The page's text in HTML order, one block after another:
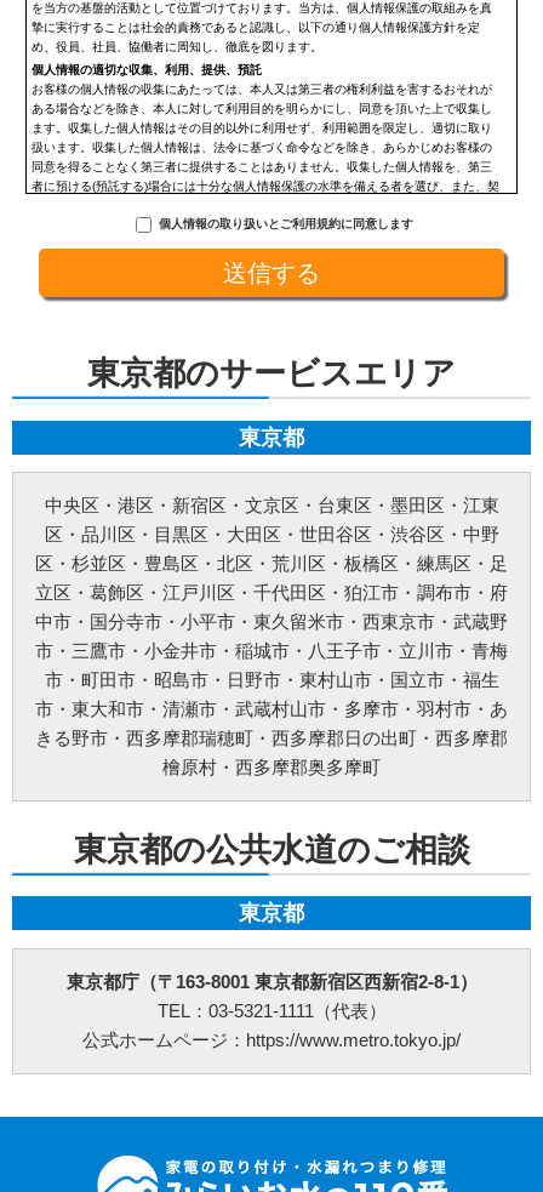
を当方の基盤的活動として位置づけております。当方は、個人情報保護の取組みを真
摯に実行することは社会的責務であると認識し、以下の通り個人情報保護方針を定
め、役員、社員、協働者に周知し、徹底を図ります。
個人情報の適切な収集、利用、提供、預託
お客様の個人情報の収集にあたっては、本人又は第三者の権利利益を害するおそれが
ある場合などを除き、本人に対して利用目的を明らかにし、同意を頂いた上で収集し
ます。収集した個人情報はその目的以外に利用せず、利用範囲を限定し、適切に取り
扱います。収集した個人情報は、法令に基づく命令などを除き、あらかじめお客様の
同意を得ることなく第三者に提供することはありません。収集した個人情報を、第三
者に預ける(預託する)場合には十分な個人情報保護の水準を備える者を選び、また、契
開示、訂正、利用停止等の求めに応じる手続
当社が保有する個人情報については、合理的な範囲で速やかに対応いたします。個人
情報の滅失、き損、漏えいおよび不正アクセスなどの予防ならびに是正。当方は、お
客様の個人情報を厳格に管理し、滅失、き損、漏えいや不正アクセスなどのあらゆる
個人情報に関する法令およびその他の規範の遵守
当社の役員、社員、協働者は、個人情報保護や通信の秘密に関する法令やガイドライ
的に実施されるよう、個人情報保護方針および社内規程類を継続して改善します。
個人情報の取扱いに関する問い合わせおよび相談窓口
当方所定の窓口にて、合理的な範囲で対応いたします。
みらいお水の110番【未來総合広告株式会社】
お問い合わせ方法：
メールフォーム
なく電話番号の開示を行います。(お問い合わせの際、ご注文番号のご提示をお願いい
たします。)
にて通知致します。
ご利用規約
①料金例は基本料金のみです。家電製品の年式や型式、部材や特殊工事が必要な場合
などは別途料金を申し受けます。
②作業にお伺いし、別途部材が必要となる場合は作業日程が変更する可能性がござい
ます。
③ご訪問予約後のご訪問前のキャンセルは、キャンセル料5,500円(税込)を申し受けま
④ご訪問後のキャンセル及びご不在の場合は、キャンセル料5,500円(税込)及び出張費
を申し受けます。
⑤設置補償期間は、設置作業日から30日間となります。期間内の作業不備は無償対応
一、トラブルが発生した場合には、担当作業員が原因究明を行いますが、作業不備に
よるものでなかった場合や取付製品自体の故障の場合などは、点検費用5,500円(税込)
を申し受けます。
います。あらかじめご了承下さい。
⑦ご要望の作業内容や環境によってお下見をさせて頂く場合がございます。下見をさ
せて頂くにあたり下見料として5,500円(税込)を申し受けます。
⑧下見当日に作業が出来ない場合は下見料金5,500円(税込)を申し受けます。また下見
となります。
いている）状態でないと作業はお取り扱いできません。あらかじめご了承下さい。
⑪作業料・技術料・運搬料・処分料などは料金に含まれていません。
個人情報の取り扱いとご利用規約に同意します
東京都のサービスエリア
東京都
中央区 ・ 港区 ・ 新宿区 ・ 文京区 ・ 台東区 ・ 墨田区 ・ 江東
区 ・ 品川区 ・ 目黒区 ・ 大田区 ・ 世田谷区 ・ 渋谷区 ・ 中野
区 ・ 杉並区 ・ 豊島区 ・ 北区 ・ 荒川区 ・ 板橋区 ・ 練馬区 ・ 足
立区 ・ 葛飾区 ・ 江戸川区 ・ 千代田区 ・ 狛江市 ・ 調布市 ・ 府
中市 ・ 国分寺市 ・ 小平市 ・ 東久留米市 ・ 西東京市 ・ 武蔵野
市 ・ 三鷹市 ・ 小金井市 ・ 稲城市 ・ 八王子市 ・ 立川市 ・ 青梅
市・ 町田市・ 昭島市・ 日野市・ 東村山市・ 国立市・ 福生
市 ・ 東大和市 ・ 清瀬市 ・ 武蔵村山市 ・ 多摩市 ・ 羽村市 ・ あ
きる野市 ・ 西多摩郡瑞穂町 ・ 西多摩郡日の出町 ・ 西多摩郡
檜原村 ・ 西多摩郡奥多摩町
東京都の公共水道のご相談
東京都
東京都庁（〒163-8001 東京都新宿区西新宿2-8-1）
TEL：03-5321-1111（代表）
公式ホームページ：https://www.metro.tokyo.jp/